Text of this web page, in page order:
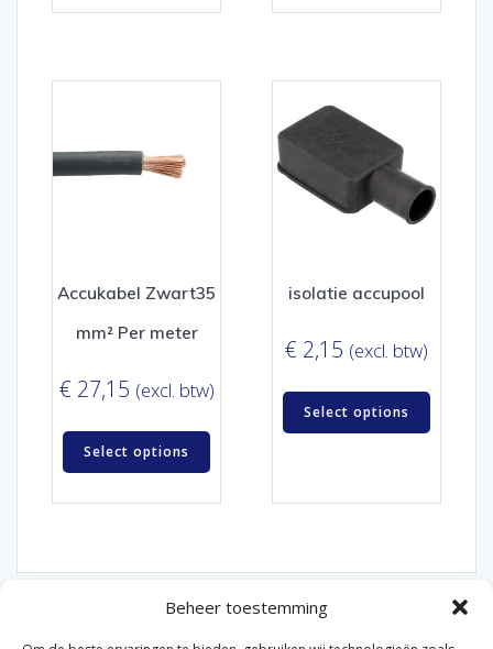
Beheer toestemming
Accukabel Zwart35
mm² Per meter
€ 27,15 (excl. btw)
Select options
isolatie accupool
€ 2,15 (excl. btw)
Select options